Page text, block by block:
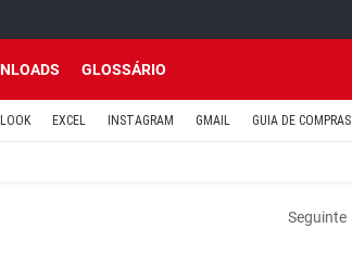
GLOSSÁRIO
EXCEL INSTAGRAM GMAIL GUIA DE COMPRAS
Seguinte